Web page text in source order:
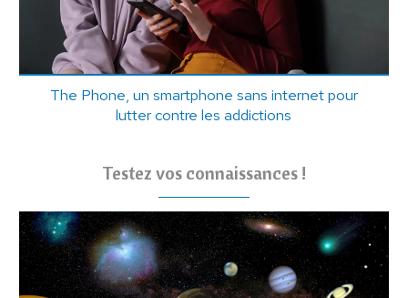
The Phone, un smartphone sans internet pour
lutter contre les addictions
Testez vos connaissances !